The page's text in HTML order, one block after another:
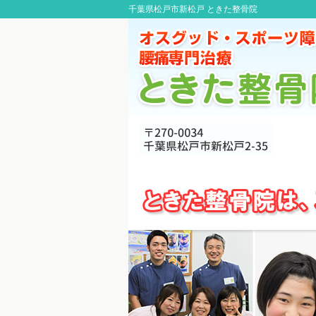
千葉県松戸市新松戸 ときた整骨院